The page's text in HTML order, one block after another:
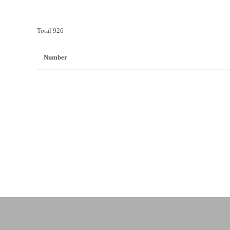
Total 926
Number